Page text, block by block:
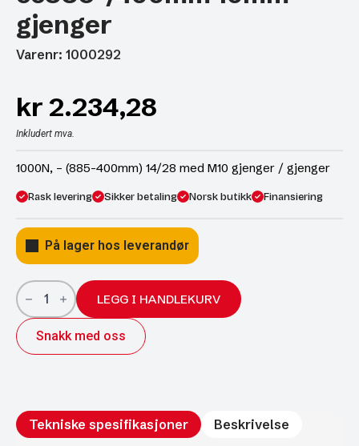
gjenger
Varenr: 1000292
kr 2.234,28
Inkludert mva.
1000N, – (885-400mm) 14/28 med M10 gjenger / gjenger
Rask levering Sikker betaling Norsk butikk Finansiering
På lager hos leverandør
Gassfjær
1000N
cc885-/400mm
10mm
gjenger
antall
LEGG I HANDLEKURV
Snakk med oss
Tekniske spesifikasjoner Beskrivelse